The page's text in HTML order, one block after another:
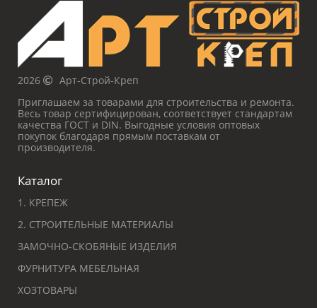
2026
Арт-Строй-Креп
Приглашаем за товарами для строительства и ремонта.
Весь товар сертифицирован, соответствует стандартам
качества ГОСТ и DIN. Выгодные условия оптовых
покупок благодаря прямым поставкам от
производителя.
Каталог
1. КРЕПЕЖ
2. СТРОИТЕЛЬНЫЕ МАТЕРИАЛЫ
ЗАМОЧНО-СКОБЯНЫЕ ИЗДЕЛИЯ
ФУРНИТУРА МЕБЕЛЬНАЯ
ХОЗТОВАРЫ